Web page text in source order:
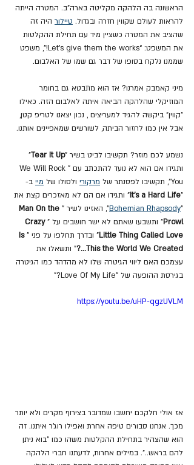
הראשונה בה הלהקה מקליטה בארה"ב. המטרה הייתה
להראות לעולם שקווין חזרה ובגדול. טיילור היה זה
שהציב את המטרה כשציין מיד עם תחילת ההקלטות
את המשפט: “Let’s give them the works!”, משפט
שממנו נלקח בסופו של דבר גם שמו של האלבום.
מיני קאמבק אמרנו? אז הוא מתבטא גם בחומר
המוזיקלי שהלהקה הביאה איתה לאלבום הזה. כאילו
"קווין" ביקשה להגיד למעריצים , נכון יצאנו לטריפ קטן,
אבל אין כמו לחזור הביתה, לשורשים שמאפיינים אותנו.
נשמע לכם מוזר? תקשיבו לביט בשיר "Tear It Up
"
ותגידו אם הוא לא נועד להתכתב עם "We Will Rock
You", תקשיבו לפסנתר של
מרקורי ולסולו של מיי ב-
"
It’s a Hard Life" ותגידו אם הם לא מאזכרים קצת את
"
Bohemian Rhapsody", האזינו לשיר " Man On the
Prowl" ותשבעו שאתם לא ישר חושבים על "Crazy
Little Thing Called Love" ובדרך תחלפו על פני "Is
This the World We Created...?
" ותשאלו את
עצמכם האם ליווי הגיטרה שלו לא מהדהד כמו הגיטרה
בגירסת ההופעה של "Love Of My Life?"
https://youtu.be/uHP-qgzUVLM
אז אולי חלקכם יחשבו שמדובר בצירוף מקרים ולא יותר
מכך. אנחנו סבורים טיפה אחרת ואפילו רוג'ר איתנו. זה
הוא שהצהיר בתחילת ההקלטות משהו כמו "בוא ניתן
להם בראש..". במילים אחרות, לדעתנו חברי הלהקה